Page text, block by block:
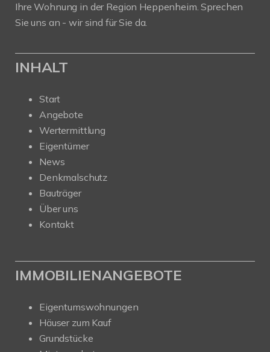
Ihre Wohnung in der Region Heppenheim. Sprechen
Sie uns an - wir sind für Sie da.
INHALT
Start
Angebote
Wertermittlung
Eigentümer
News
Denkmalschutz
Bauträger
Über uns
Kontakt
IMMOBILIENANGEBOTE
Eigentumswohnungen
Häuser zum Kauf
Grundstücke